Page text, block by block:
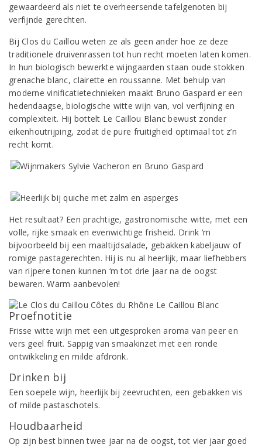
gewaardeerd als niet te overheersende tafelgenoten bij
verfijnde gerechten.
Bij Clos du Caillou weten ze als geen ander hoe ze deze
traditionele druivenrassen tot hun recht moeten laten komen.
In hun biologisch bewerkte wijngaarden staan oude stokken
grenache blanc, clairette en roussanne. Met behulp van
moderne vinificatietechnieken maakt Bruno Gaspard er een
hedendaagse, biologische witte wijn van, vol verfijning en
complexiteit. Hij bottelt Le Caillou Blanc bewust zonder
eikenhoutrijping, zodat de pure fruitigheid optimaal tot z’n
recht komt.
Het resultaat? Een prachtige, gastronomische witte, met een
volle, rijke smaak en evenwichtige frisheid. Drink ‘m
bijvoorbeeld bij een maaltijdsalade, gebakken kabeljauw of
romige pastagerechten. Hij is nu al heerlijk, maar liefhebbers
van rijpere tonen kunnen ‘m tot drie jaar na de oogst
bewaren. Warm aanbevolen!
Proefnotitie
Frisse witte wijn met een uitgesproken aroma van peer en
vers geel fruit. Sappig van smaakinzet met een ronde
ontwikkeling en milde afdronk.
Drinken bij
Een soepele wijn, heerlijk bij zeevruchten, een gebakken vis
of milde pastaschotels.
Houdbaarheid
Op zijn best binnen twee jaar na de oogst, tot vier jaar goed